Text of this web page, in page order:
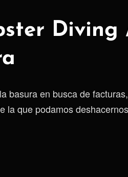
Diving
basura en busca de
la que podamos